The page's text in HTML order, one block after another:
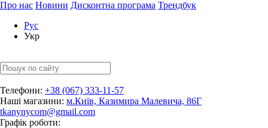
Про нас Новини Дисконтна програма Трендбук
Рус
Укр
Телефони: +38 (067) 333-11-57
Наші магазини: м.Київ, Казимира Малевича, 86Г
tkanynycom@gmail.com
Графік роботи: